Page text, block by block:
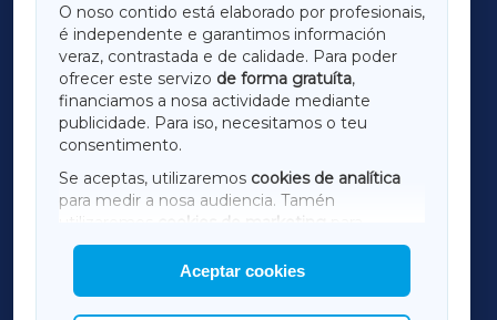
O noso contido está elaborado por profesionais,
é independente e garantimos información
veraz, contrastada e de calidade. Para poder
ofrecer este servizo de forma gratuíta,
financiamos a nosa actividade mediante
publicidade. Para iso, necesitamos o teu
consentimento.
Se aceptas, utilizaremos cookies de analítica
para medir a nosa audiencia. Tamén
utilizaremos
cookies de marketing
mostrar publicidade de terceiros.
Así mesmo, podes personalizar a elección das
cookies que desexas permitir.
Aceptar cookies
LUGOXA
TERRACHAXA
AMARIÑAXA
RIBEIRASACRAXA